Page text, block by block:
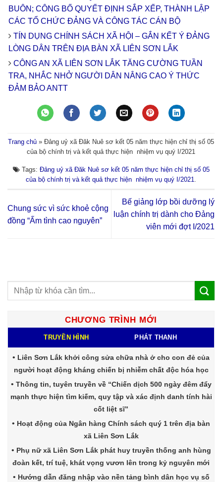
BUÔN; CÔNG BỐ QUYẾT ĐỊNH SẮP XẾP, THÀNH LẬP
CÁC TỔ CHỨC ĐẢNG VÀ CÔNG TÁC CÁN BỘ
TÍN DỤNG CHÍNH SÁCH XÃ HỘI – GẮN KẾT Ý ĐẢNG
LÒNG DÂN TRÊN ĐỊA BÀN XÃ LIÊN SƠN LẮK
CÔNG AN XÃ LIÊN SƠN LẮK TĂNG CƯỜNG TUẦN
TRA, NHẮC NHỞ NGƯỜI DÂN NÂNG CAO Ý THỨC
ĐẢM BẢO ANTT
Trang chủ » Đảng uỷ xã Đăk Nuê sơ kết 05 năm thực hiện chỉ thị số 05
của bộ chính trị và kết quả thực hiện nhiệm vụ quý I/2021
Tags: Đảng uỷ xã Đăk Nuê sơ kết 05 năm thực hiện chỉ thị số 05
của bộ chính trị và kết quả thực hiện nhiệm vụ quý I/2021.
Chung sức vì sức khoẻ cộng
đồng “Ấm tình cao nguyên”
Bế giảng lớp bồi dưỡng lý
luận chính trị dành cho Đảng
viên mới đợt I/2021
CHƯƠNG TRÌNH MỚI
TRUYỀN HÌNH PHÁT THANH
Liên Sơn Lắk khởi công sửa chữa nhà ở cho con đẻ của
người hoạt động kháng chiến bị nhiễm chất độc hóa học
Thông tin, tuyên truyền về “Chiến dịch 500 ngày đêm đẩy
mạnh thực hiện tìm kiếm, quy tập và xác định danh tính hài
cốt liệt sĩ”
Hoạt động của Ngân hàng Chính sách quý 1 trên địa bàn
xã Liên Sơn Lắk
Phụ nữ xã Liên Sơn Lắk phát huy truyền thống anh hùng
đoàn kết, trí tuệ, khát vọng vươn lên trong kỷ nguyên mới
Hướng dẫn đăng nhập vào nền tảng bình dân học vụ số